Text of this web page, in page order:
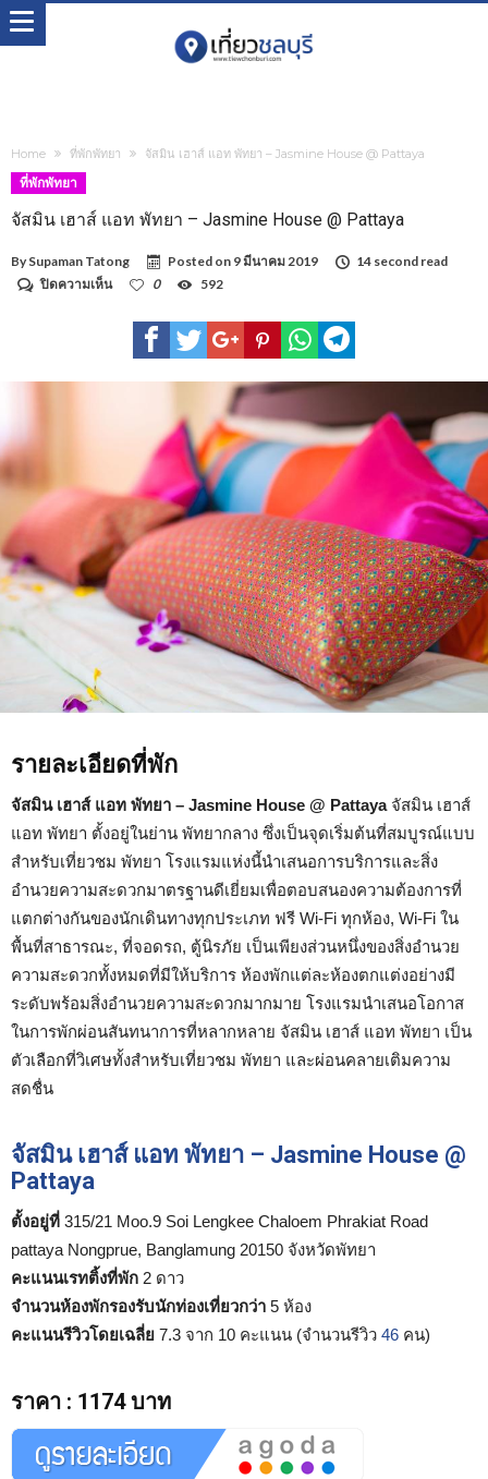
Home ที่พักพัทยา จัสมิน เฮาส์ แอท พัทยา – Jasmine House @ Pattaya
ที่พักพัทยา
จัสมิน เฮาส์ แอท พัทยา – Jasmine House @ Pattaya
By Supaman Tatong Posted on 9 มีนาคม 2019
14 second read
ปิดความเห็นบน
Pattaya
0 592
รายละเอียดที่พัก
จัสมิน เฮาส์ แอท พัทยา – Jasmine House @ Pattayaจัสมิน เฮาส์
แอท พัทยา ตั้งอยู่ในย่าน พัทยากลาง ซึ่งเป็นจุดเริ่มต้นที่สมบูรณ์แบบ
สำหรับเที่ยวชม พัทยา โรงแรมแห่งนี้นำเสนอการบริการและสิ่ง
อำนวยความสะดวกมาตรฐานดีเยี่ยมเพื่อตอบสนองความต้องการที่
แตกต่างกันของนักเดินทางทุกประเภท ฟรี Wi-Fi ทุกห้อง, Wi-Fi ใน
พื้นที่สาธารณะ, ที่จอดรถ, ตู้นิรภัย เป็นเพียงส่วนหนึ่งของสิ่งอำนวย
ความสะดวกทั้งหมดที่มีให้บริการ ห้องพักแต่ละห้องตกแต่งอย่างมี
ระดับพร้อมสิ่งอำนวยความสะดวกมากมาย โรงแรมนำเสนอโอกาส
ในการพักผ่อนสันทนาการที่หลากหลาย จัสมิน เฮาส์ แอท พัทยา เป็น
ตัวเลือกที่วิเศษทั้งสำหรับเที่ยวชม พัทยา และผ่อนคลายเติมความ
สดชื่น
จัสมิน เฮาส์ แอท พัทยา – Jasmine House @
Pattaya
ตั้งอยู่ที่ 315/21 Moo.9 Soi Lengkee Chaloem Phrakiat Road
pattaya Nongprue, Banglamung 20150 จังหวัดพัทยา
คะแนนเรทติ้งที่พัก 2 ดาว
จำนวนห้องพักรองรับนักท่องเที่ยวกว่า 5 ห้อง
คะแนนรีวิวโดยเฉลี่ย 7.3 จาก 10 คะแนน (จำนวนรีวิว 46 คน)
ราคา : 1174 บาท